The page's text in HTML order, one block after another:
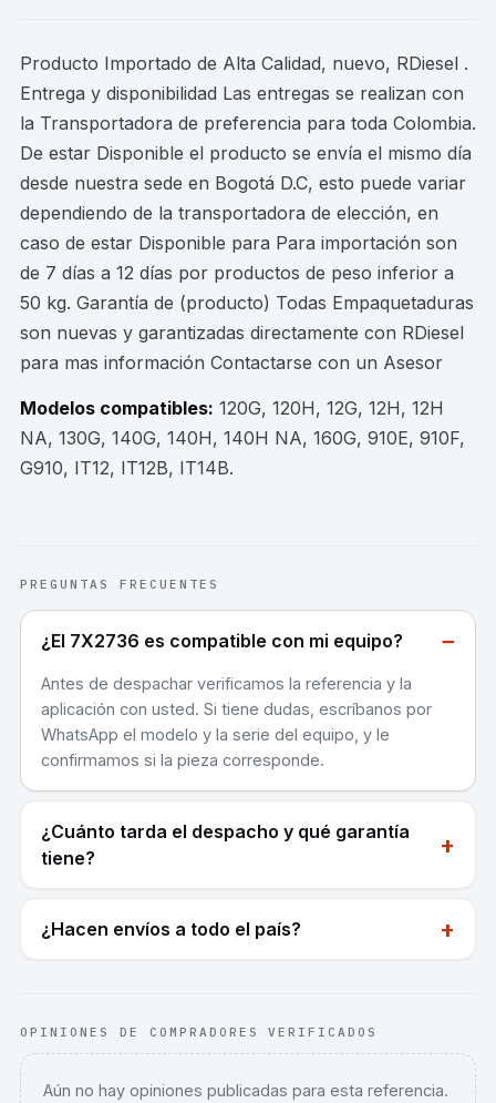
Producto Importado de Alta Calidad, nuevo, RDiesel .
Entrega y disponibilidad Las entregas se realizan con
la Transportadora de preferencia para toda Colombia.
De estar Disponible el producto se envía el mismo día
desde nuestra sede en Bogotá D.C, esto puede variar
dependiendo de la transportadora de elección, en
caso de estar Disponible para Para importación son
de 7 días a 12 días por productos de peso inferior a
50 kg. Garantía de (producto) Todas Empaquetaduras
son nuevas y garantizadas directamente con RDiesel
para mas información Contactarse con un Asesor
Modelos compatibles: 120G, 120H, 12G, 12H, 12H
NA, 130G, 140G, 140H, 140H NA, 160G, 910E, 910F,
G910, IT12, IT12B, IT14B.
PREGUNTAS FRECUENTES
¿El 7X2736 es compatible con mi equipo? −
Antes de despachar verificamos la referencia y la
aplicación con usted. Si tiene dudas, escríbanos por
WhatsApp el modelo y la serie del equipo, y le
confirmamos si la pieza corresponde.
¿Cuánto tarda el despacho y qué garantía
tiene?
+
¿Hacen envíos a todo el país? +
OPINIONES DE COMPRADORES VERIFICADOS
Aún no hay opiniones publicadas para esta referencia.